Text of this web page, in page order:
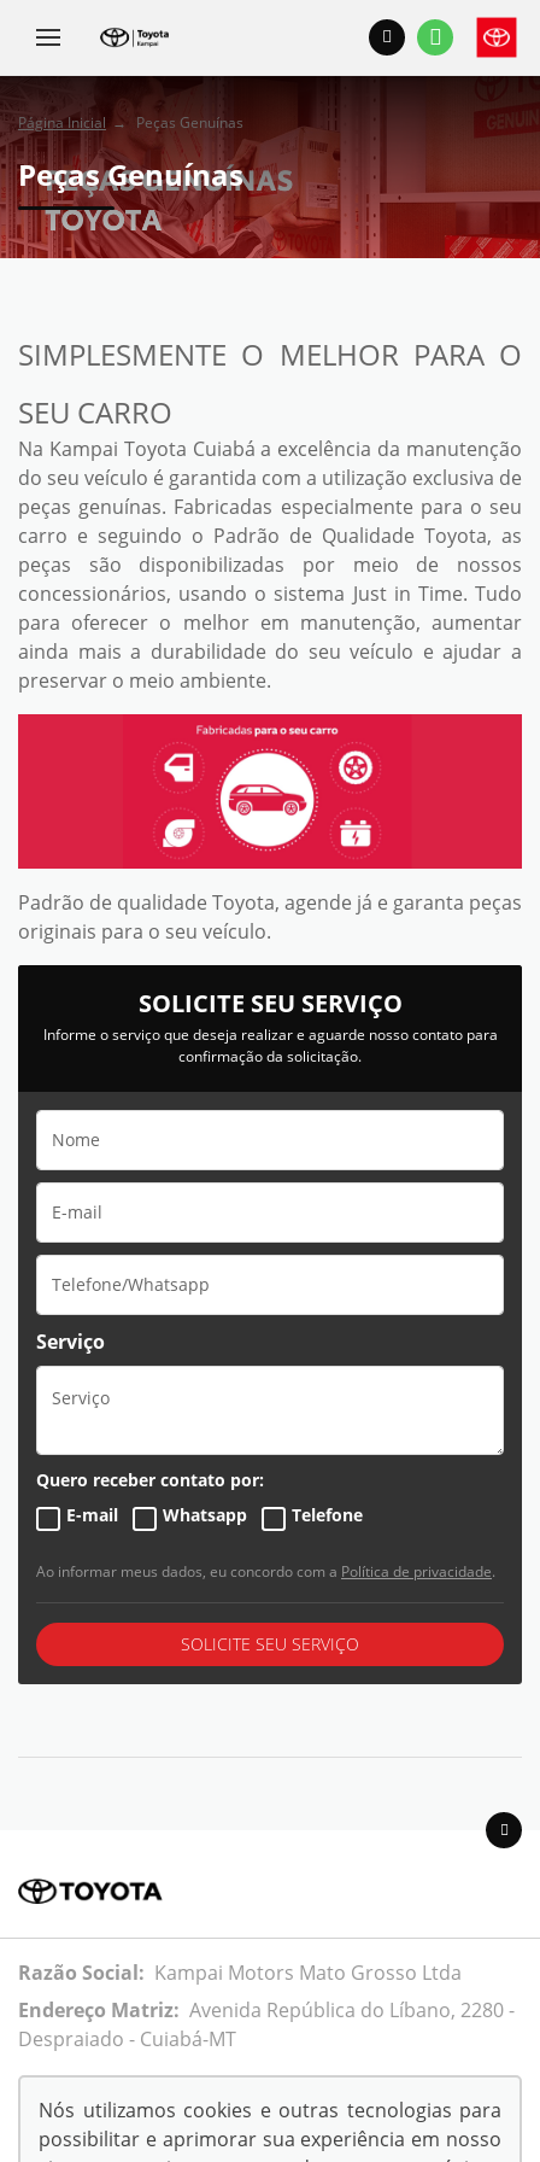
Página Inicial Peças Genuínas
Peças Genuínas
SIMPLESMENTE O MELHOR PARA O
SEU CARRO
Na Kampai Toyota Cuiabá a excelência da manutenção
do seu veículo é garantida com a utilização exclusiva de
peças genuínas. Fabricadas especialmente para o seu
carro e seguindo o Padrão de Qualidade Toyota, as
peças são disponibilizadas por meio de nossos
concessionários, usando o sistema Just in Time. Tudo
para oferecer o melhor em manutenção, aumentar
ainda mais a durabilidade do seu veículo e ajudar a
preservar o meio ambiente.
Padrão de qualidade Toyota, agende já e garanta peças
originais para o seu veículo.
SOLICITE SEU SERVIÇO
Informe o serviço que deseja realizar e aguarde nosso contato para
confirmação da solicitação.
Serviço
Quero receber contato por:
E-mail
Whatsapp Telefone
Ao informar meus dados, eu concordo com a Política de privacidade.
SOLICITE SEU SERVIÇO
Razão Social: Kampai Motors Mato Grosso Ltda
Endereço Matriz: Avenida República do Líbano, 2280 -
Despraiado - Cuiabá-MT
© Copyright 2026
Nós utilizamos cookies e outras tecnologias para
possibilitar e aprimorar sua experiência em nosso